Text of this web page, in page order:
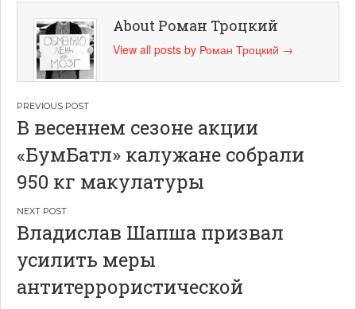
About Роман Троцкий
View all posts by Роман Троцкий →
Навигация
по
записям
В весеннем сезоне акции
«БумБатл» калужане собрали
950 кг макулатуры
Владислав Шапша призвал
усилить меры
антитеррористической